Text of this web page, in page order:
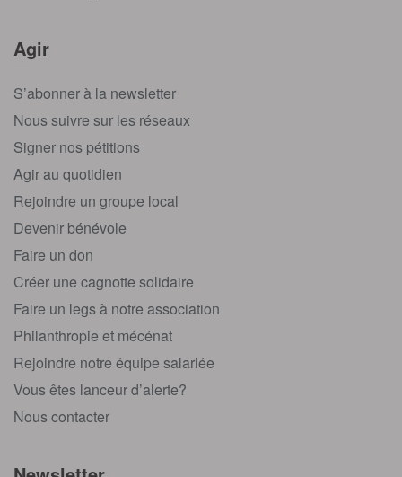
Agir
S’abonner à la newsletter
Nous suivre sur les réseaux
Signer nos pétitions
Agir au quotidien
Rejoindre un groupe local
Devenir bénévole
Faire un don
Créer une cagnotte solidaire
Faire un legs à notre association
Philanthropie et mécénat
Rejoindre notre équipe salariée
Vous êtes lanceur d’alerte?
Nous contacter